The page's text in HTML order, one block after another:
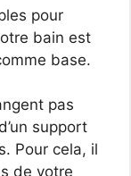
pour
bain est
base.
pas
support
Pour cela, il
de votre